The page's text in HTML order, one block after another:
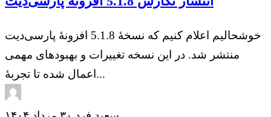
خوشحالیم اعلام کنیم که نسخهٔ 5.1.8 افزونهٔ پارسی‌دیت
منتشر شد. در این نسخه تغییرات و بهبودهای مهمی
اعمال شده تا تجربهٔ...